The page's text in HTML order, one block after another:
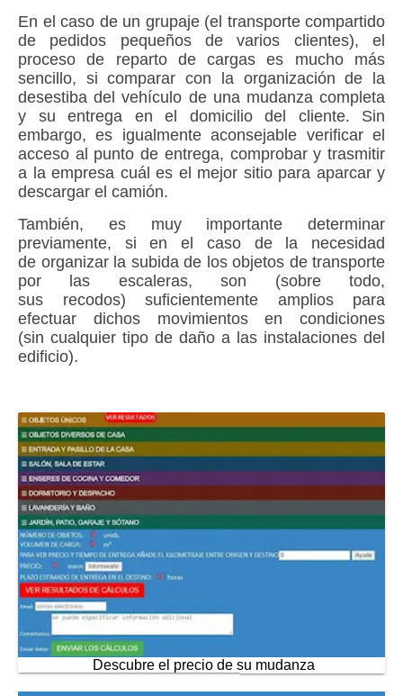
En el caso de un grupaje (el transporte compartido
de pedidos pequeños de varios clientes), el
proceso de reparto de cargas es mucho más
sencillo, si comparar con la organización de la
desestiba del vehículo de una mudanza completa
y su entrega en el domicilio del cliente. Sin
embargo, es igualmente aconsejable verificar el
acceso al punto de entrega, comprobar y trasmitir
a la empresa cuál es el mejor sitio para aparcar y
descargar el camión.
También, es muy importante determinar
previamente, si en el caso de la necesidad
de organizar la subida de los objetos de transporte
por las escaleras, son (sobre todo,
sus recodos) suficientemente amplios para
efectuar dichos movimientos en condiciones
(sin cualquier tipo de daño a las instalaciones del
edificio).
Descubre el precio de su mudanza